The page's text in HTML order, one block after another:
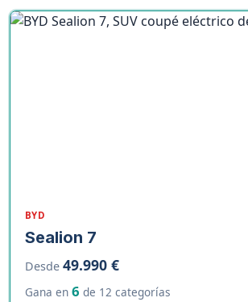
BYD
Sealion 7
Desde 49.990 €
Gana en 6 de 12 categorías